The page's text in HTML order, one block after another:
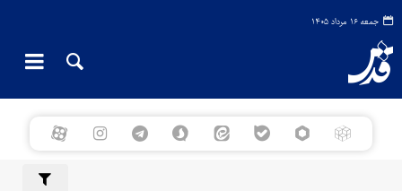
جمعه ۱۶ مرداد ۱۴۰۵